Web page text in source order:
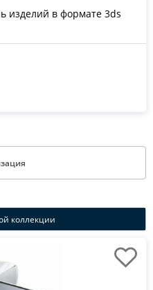
изделий в формате 3ds
коллекции